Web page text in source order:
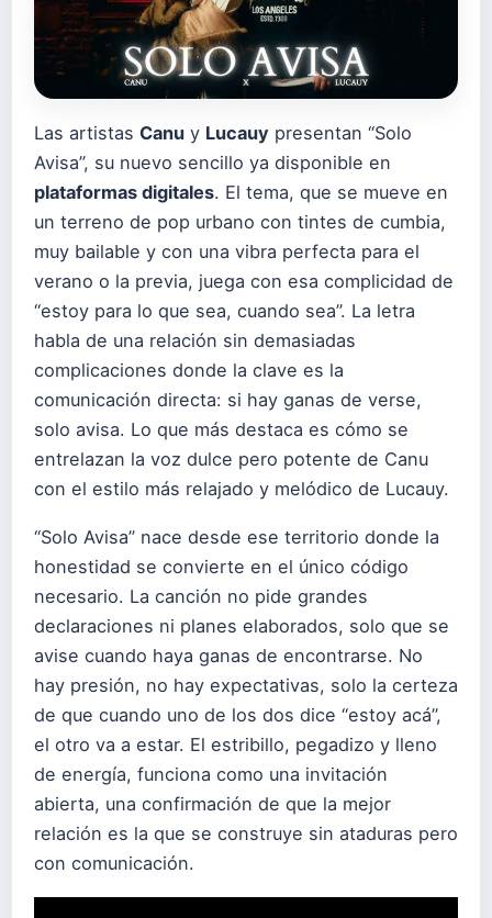
Las artistas Canu y Lucauy presentan “Solo
Avisa”, su nuevo sencillo ya disponible en
plataformas digitales. El tema, que se mueve en
un terreno de pop urbano con tintes de cumbia,
muy bailable y con una vibra perfecta para el
verano o la previa, juega con esa complicidad de
“estoy para lo que sea, cuando sea”. La letra
habla de una relación sin demasiadas
complicaciones donde la clave es la
comunicación directa: si hay ganas de verse,
solo avisa. Lo que más destaca es cómo se
entrelazan la voz dulce pero potente de Canu
con el estilo más relajado y melódico de Lucauy.
“Solo Avisa” nace desde ese territorio donde la
honestidad se convierte en el único código
necesario. La canción no pide grandes
declaraciones ni planes elaborados, solo que se
avise cuando haya ganas de encontrarse. No
hay presión, no hay expectativas, solo la certeza
de que cuando uno de los dos dice “estoy acá”,
el otro va a estar. El estribillo, pegadizo y lleno
de energía, funciona como una invitación
abierta, una confirmación de que la mejor
relación es la que se construye sin ataduras pero
con comunicación.